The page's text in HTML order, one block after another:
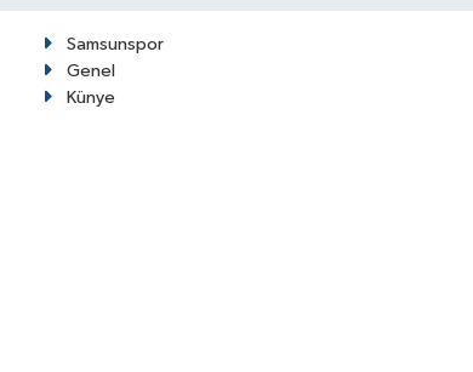
Samsunspor
Genel
Künye